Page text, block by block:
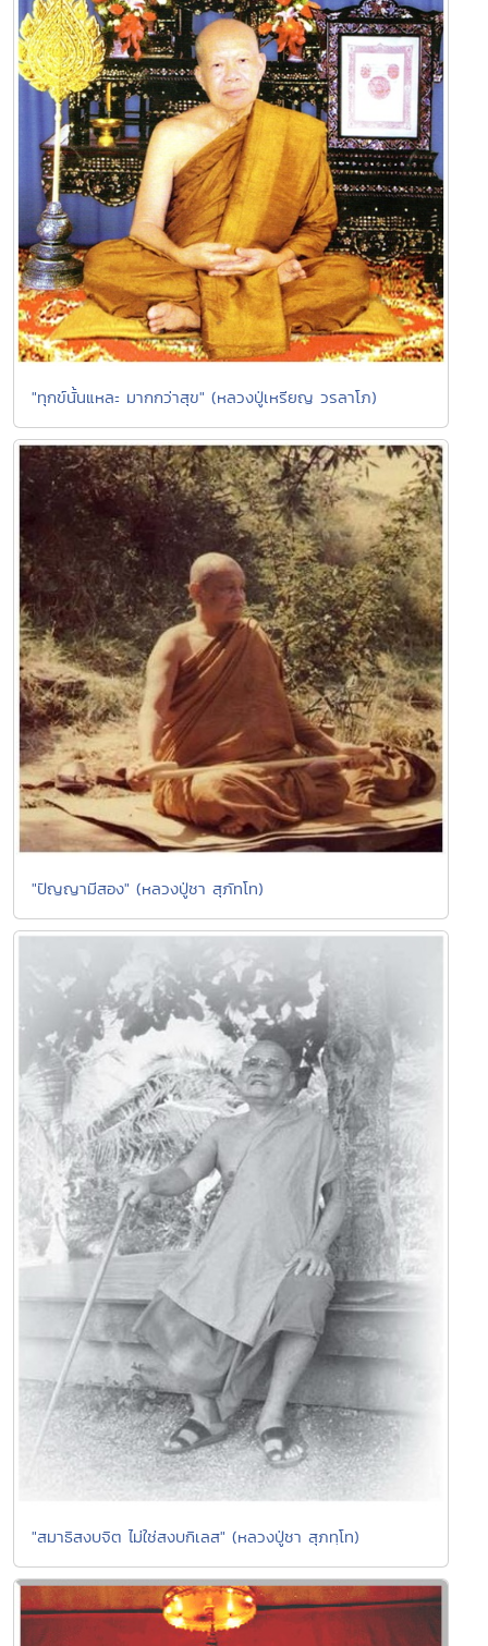
"ทุกข์นั้นแหละ มากกว่าสุข" (หลวงปู่เหรียญ วรลาโภ)
"ปัญญามีสอง" (หลวงปู่ชา สุภัทโท)
"สมาธิสงบจิต ไม่ใช่สงบกิเลส" (หลวงปู่ชา สุภทฺโท)